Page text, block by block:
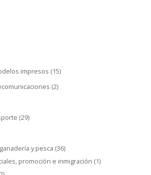
impresos (15)
(2)
(29)
y pesca (36)
promoción e inmigración (1)